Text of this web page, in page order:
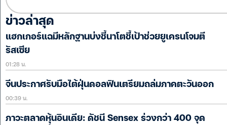
ข่าวล่าสุด
แฮกเกอร์แฉมีหลักฐานบ่งชี้นาโตชี้เป้าช่วยยูเครนโจมตี
รัสเซีย
01:28 น.
จีนประกาศรับมือไต้ฝุ่นดอลฟินเตรียมถล่มภาคตะวันออก
00:39 น.
ภาวะตลาดหุ้นอินเดีย: ดัชนี Sensex ร่วงกว่า 400 จุด